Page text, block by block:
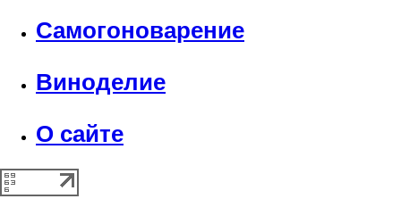
Самогоноварение
Виноделие
О сайте